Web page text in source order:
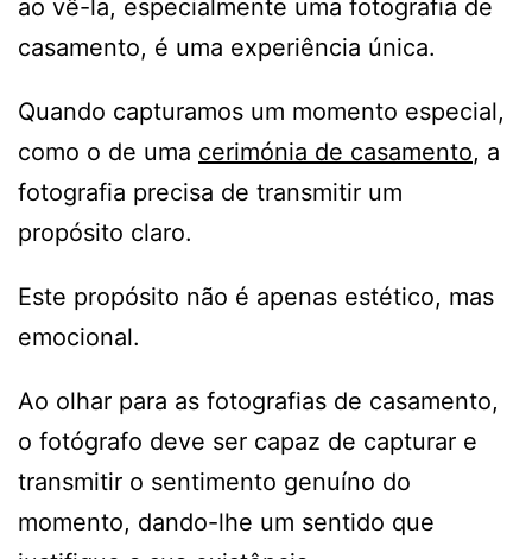
ao vê-la, especialmente uma fotografia de
casamento, é uma experiência única.
Quando capturamos um momento especial,
como o de uma cerimónia de casamento, a
fotografia precisa de transmitir um
propósito claro.
Este propósito não é apenas estético, mas
emocional.
Ao olhar para as fotografias de casamento,
o fotógrafo deve ser capaz de capturar e
transmitir o sentimento genuíno do
momento, dando-lhe um sentido que